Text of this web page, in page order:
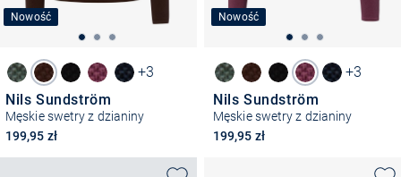
Nowość
+3
Nils Sundström
Męskie swetry z dzianiny
199,95 zł
Nowość
+3
Nils Sundström
Męskie swetry z dzianiny
199,95 zł